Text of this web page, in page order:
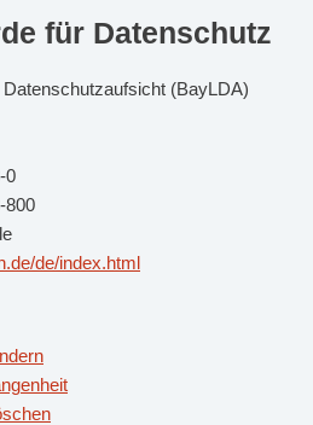
für Datenschutz
(BayLDA)
0
800
de/index.html